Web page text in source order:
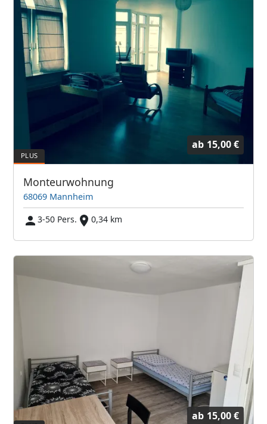
ab 15,00 €
Monteurwohnung
68069 Mannheim
3-50 Pers.
0,34 km
ab 15,00 €